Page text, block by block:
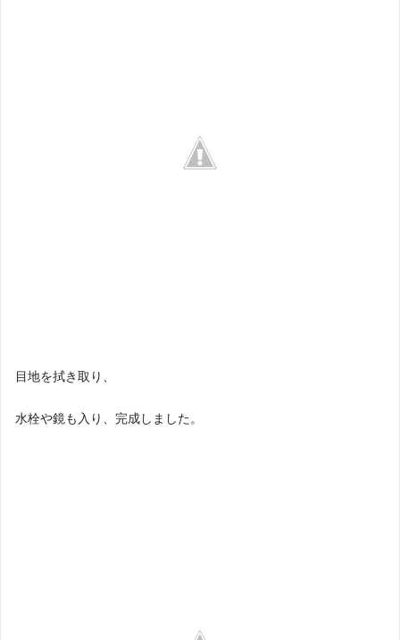
目地を拭き取り、
水栓や鏡も入り、完成しました。